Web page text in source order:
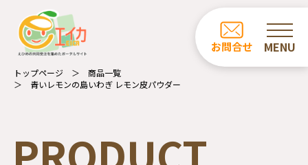
トップページ
商品一覧
青いレモンの島いわぎ レモン皮パウダー
お問合せ
商品一覧